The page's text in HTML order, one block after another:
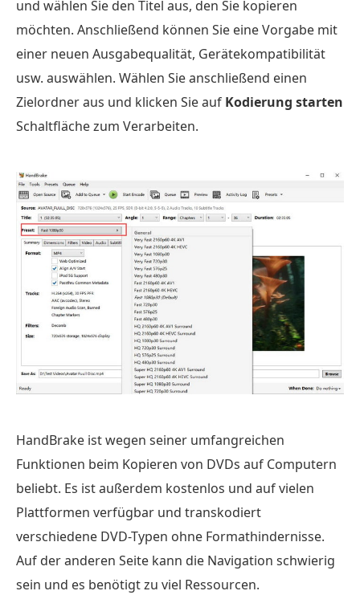
und wählen Sie den Titel aus, den Sie kopieren
möchten. Anschließend können Sie eine Vorgabe mit
einer neuen Ausgabequalität, Gerätekompatibilität
usw. auswählen. Wählen Sie anschließend einen
Zielordner aus und klicken Sie auf Kodierung starten
Schaltfläche zum Verarbeiten.
HandBrake ist wegen seiner umfangreichen
Funktionen beim Kopieren von DVDs auf Computern
beliebt. Es ist außerdem kostenlos und auf vielen
Plattformen verfügbar und transkodiert
verschiedene DVD-Typen ohne Formathindernisse.
Auf der anderen Seite kann die Navigation schwierig
sein und es benötigt zu viel Ressourcen.